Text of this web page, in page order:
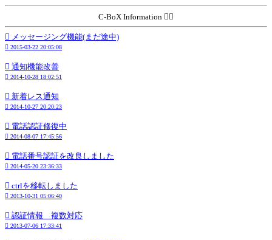
C-BoX Information 
 メッセージング機能(まだ途中)
 2015-03-22 20:05:08
 通知機能改善
 2014-10-28 18:02:51
 新着レス通知
 2014-10-27 20:20:23
 電話認証修復中
 2014-08-07 17:45:56
 電話番号認証を改良しました
 2014-05-20 23:36:33
 ctrlを移転しました
 2013-10-31 05:06:40
 認証情報 複数対応
 2013-07-06 17:33:41